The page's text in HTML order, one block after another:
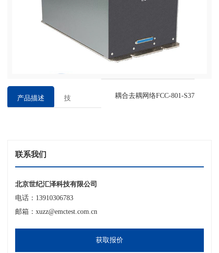
产品描述
技
耦合去耦网络FCC-801-S37
联系我们
北京世纪汇泽科技有限公司
电话：13910306783
邮箱：xuzz@emctest.com.cn
获取报价